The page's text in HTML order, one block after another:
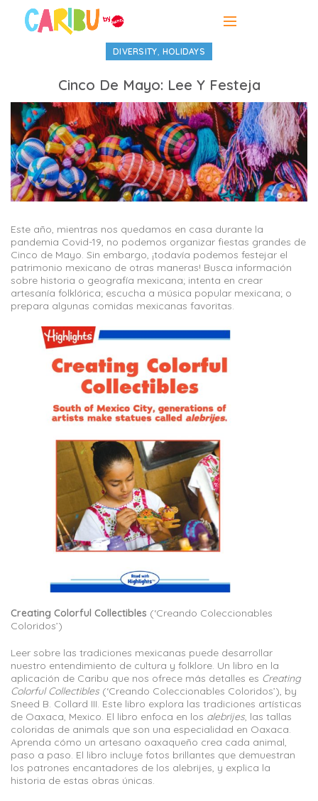
DIVERSITY, HOLIDAYS
Cinco De Mayo: Lee Y Festeja
Este año, mientras nos quedamos en casa durante la
pandemia Covid-19, no podemos organizar fiestas grandes de
Cinco de Mayo. Sin embargo, ¡todavía podemos festejar el
patrimonio mexicano de otras maneras! Busca información
sobre historia o geografía mexicana; intenta en crear
artesanía folklórica; escucha a música popular mexicana; o
prepara algunas comidas mexicanas favoritas.
Creating Colorful Collectibles (‘Creando Coleccionables
Coloridos’)
Leer sobre las tradiciones mexicanas puede desarrollar
nuestro entendimiento de cultura y folklore. Un libro en la
aplicación de Caribu que nos ofrece más detalles es Creating
Colorful Collectibles (‘Creando Coleccionables Coloridos’), by
Sneed B. Collard III. Este libro explora las tradiciones artísticas
de Oaxaca, Mexico. El libro enfoca en los alebrijes, las tallas
coloridas de animals que son una especialidad en Oaxaca.
Aprenda cómo un artesano oaxaqueño crea cada animal,
paso a paso. El libro incluye fotos brillantes que demuestran
los patrones encantadores de los alebrijes, y explica la
historia de estas obras únicas.